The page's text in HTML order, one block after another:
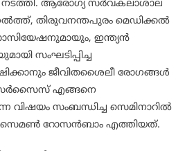
ആരോഗ്യ സര്‍വകലാശാല
തിരുവനന്തപുരം മെഡിക്കല്‍
ഇന്ത്യന്‍
സംഘടിപ്പിച്ച
ജീവിതശൈലീ രോഗങ്ങള്‍
എങ്ങനെ
വിഷയം സംബന്ധിച്ച സെമിനാറില്‍
റോസന്‍ബാം എത്തിയത്.